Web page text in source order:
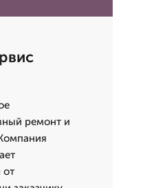
ремонт и
от